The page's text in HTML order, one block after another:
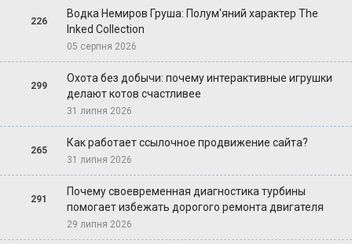
226
Водка Немиров Груша: Полум'яний характер The
Inked Collection
05 серпня 2026
299
Охота без добычи: почему интерактивные игрушки
делают котов счастливее
31 липня 2026
265
Как работает ссылочное продвижение сайта?
31 липня 2026
291
Почему своевременная диагностика турбины
помогает избежать дорогого ремонта двигателя
29 липня 2026